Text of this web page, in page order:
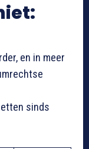
en in meer
sinds